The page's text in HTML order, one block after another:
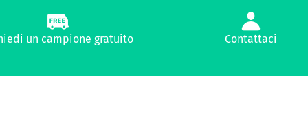
un campione gratuito Contattaci